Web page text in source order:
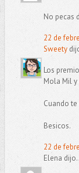
No pecas
22 de
Sweety
Los
Mola Mil
Cuando
Besicos.
22 de
Elena